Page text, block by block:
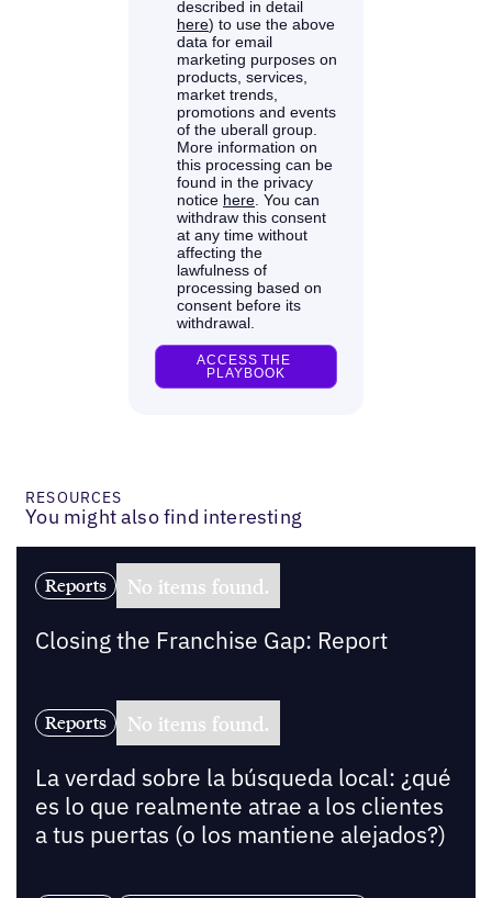
RESOURCES
You might also find interesting
Reports No items found.
Closing the Franchise Gap: Report
Reports No items found.
La verdad sobre la búsqueda local: ¿qué
es lo que realmente atrae a los clientes
a tus puertas (o los mantiene alejados?)